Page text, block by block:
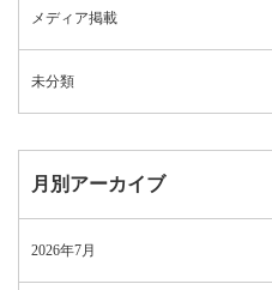
メディア掲載
未分類
月別アーカイブ
2026年7月